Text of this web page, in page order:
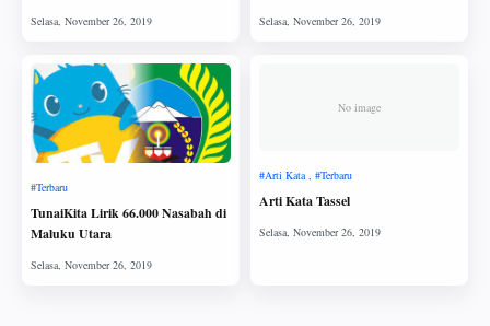
TunaiKita Lirik 66.000 Nasabah di
Maluku Utara
No image
Arti Kata Tassel